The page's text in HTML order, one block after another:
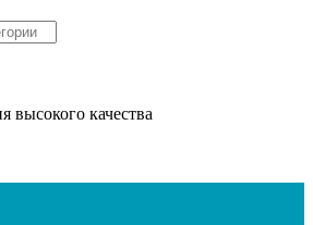
высокого качества